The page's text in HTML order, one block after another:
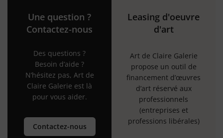
Une question ?
Contactez-nous
Des questions ?
Besoin d’aide ?
N’hésitez pas, Art de
Claire Galerie est là
pour vous aider.
Contactez-nous
Leasing d'oeuvre
d'art
Art de Claire Galerie
propose un outil de
financement d’œuvres
d’art réservé aux
professionnels
(entreprises et
professions libérales)